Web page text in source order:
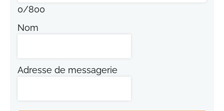
0/800
Nom
Adresse de messagerie